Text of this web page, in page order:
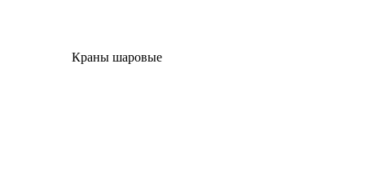
Краны шаровые